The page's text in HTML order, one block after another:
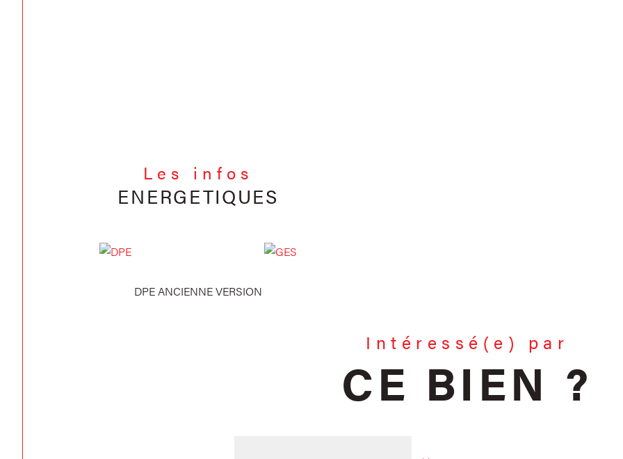
Les infos
ENERGETIQUES
DPE ANCIENNE VERSION
Intéressé(e) par
CE BIEN ?